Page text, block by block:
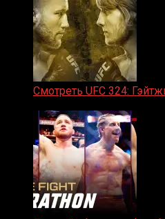
Смотреть UFC 324: